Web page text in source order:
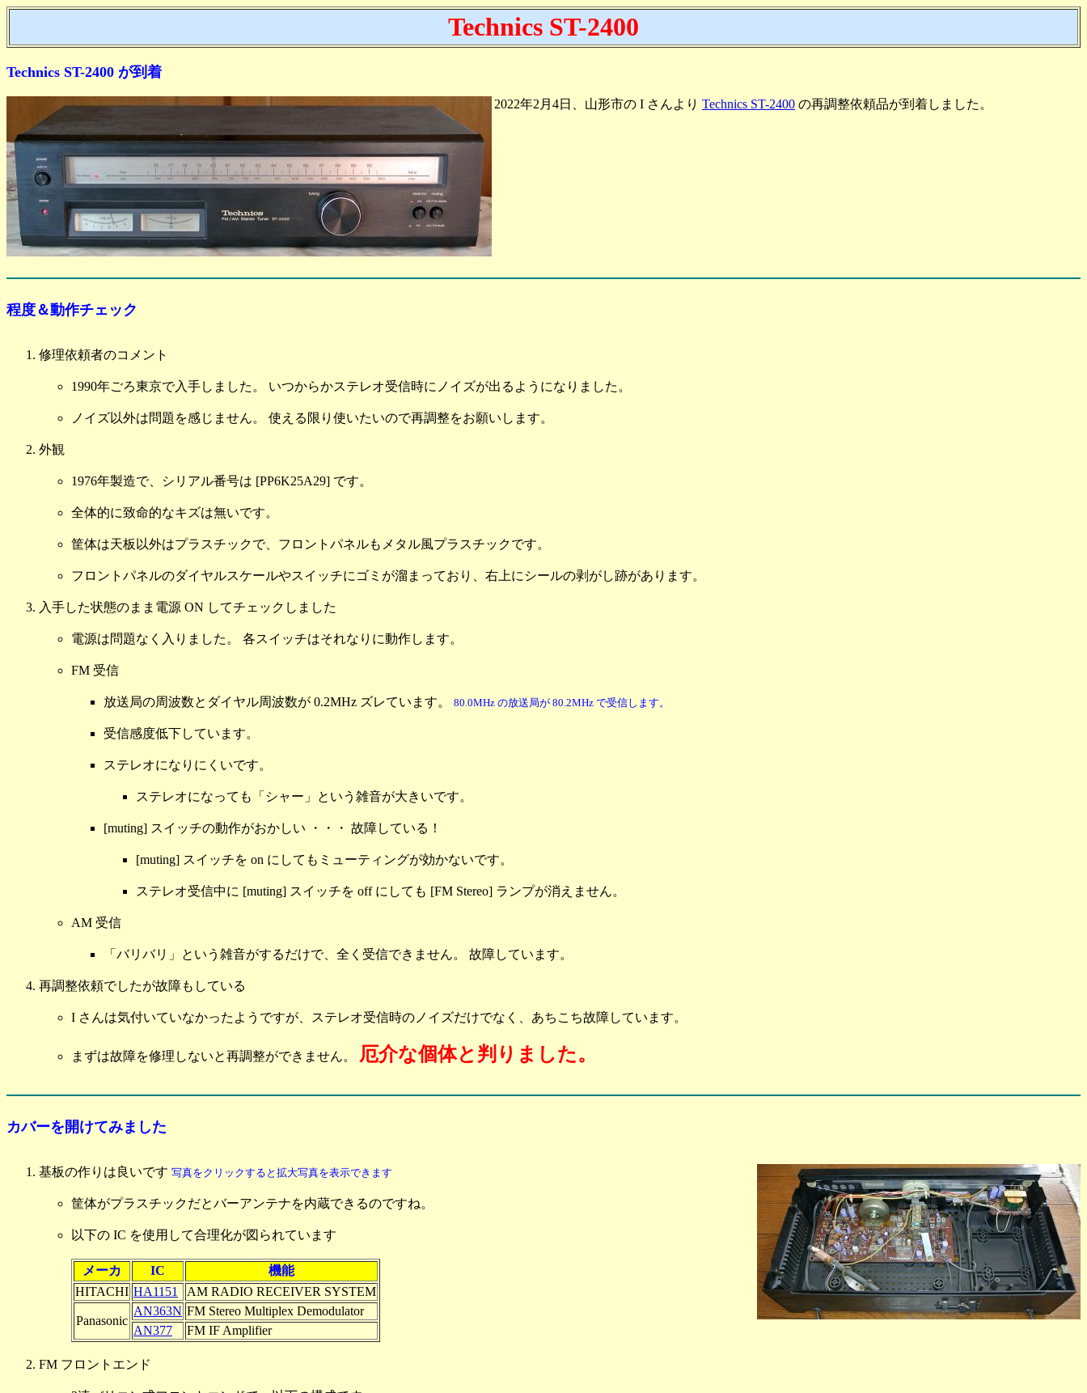
Technics ST-2400
Technics ST-2400 が到着
2022年2月4日、山形市の I さんより Technics ST-2400 の再調整依頼品が到着しました。
程度＆動作チェック
修理依頼者のコメント
1990年ごろ東京で入手しました。 いつからかステレオ受信時にノイズが出るようになりました。
ノイズ以外は問題を感じません。 使える限り使いたいので再調整をお願いします。
外観
1976年製造で、シリアル番号は [PP6K25A29] です。
全体的に致命的なキズは無いです。
筐体は天板以外はプラスチックで、フロントパネルもメタル風プラスチックです。
フロントパネルのダイヤルスケールやスイッチにゴミが溜まっており、右上にシールの剥がし跡があります。
入手した状態のまま電源 ON してチェックしました
電源は問題なく入りました。 各スイッチはそれなりに動作します。
FM 受信
放送局の周波数とダイヤル周波数が 0.2MHz ズレています。 80.0MHz の放送局が 80.2MHz で受信します。
受信感度低下しています。
ステレオになりにくいです。
ステレオになっても「シャー」という雑音が大きいです。
[muting] スイッチの動作がおかしい ・・・ 故障している！
[muting] スイッチを on にしてもミューティングが効かないです。
ステレオ受信中に [muting] スイッチを off にしても [FM Stereo] ランプが消えません。
AM 受信
「バリバリ」という雑音がするだけで、全く受信できません。 故障しています。
再調整依頼でしたが故障もしている
I さんは気付いていなかったようですが、ステレオ受信時のノイズだけでなく、あちこち故障しています。
まずは故障を修理しないと再調整ができません。 厄介な個体と判りました。
カバーを開けてみました
基板の作りは良いです 写真をクリックすると拡大写真を表示できます
筐体がプラスチックだとバーアンテナを内蔵できるのですね。
以下の IC を使用して合理化が図られています
メーカ IC
機能
HITACHI HA1151 AM RADIO RECEIVER SYSTEM
Panasonic
AN363N FM Stereo Multiplex Demodulator
AN377
FM IF Amplifier
FM フロントエンド